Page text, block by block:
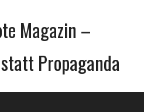
Magazin –
Propaganda